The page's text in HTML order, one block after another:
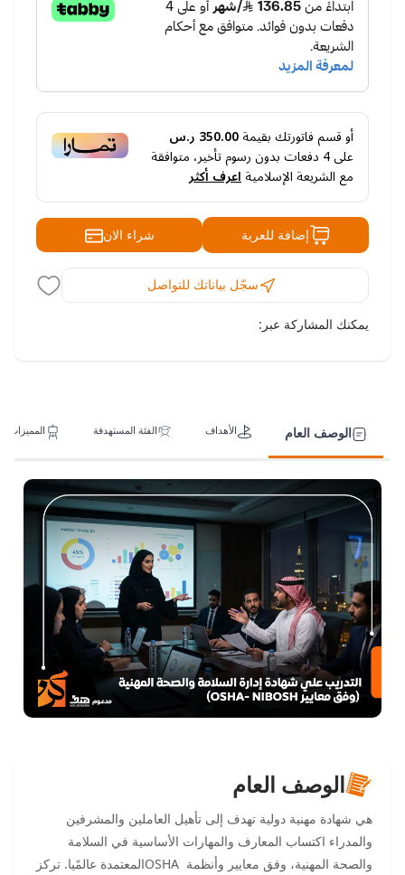
الوصف العام الأهداف الفئة المستهدفة المميزات
الوصف العام
هي شهادة مهنية دولية تهدف إلى تأهيل العاملين والمشرفين
والمدراء اكتساب المعارف والمهارات الأساسية في السلامة
والصحة المهنية، وفق معايير وأنظمة OSHAالمعتمدة عالمًيا. تركز
أو قسم فاتورتك بقيمة350.00 ر.س
على4 دفعات بدون رسوم تأخير، متوافقة
مع الشريعة الإسلاميةاعرف أكثر
إضافة للعربة شراء الان
سجّل بياناتك للتواصل
يمكنك المشاركة عبر: